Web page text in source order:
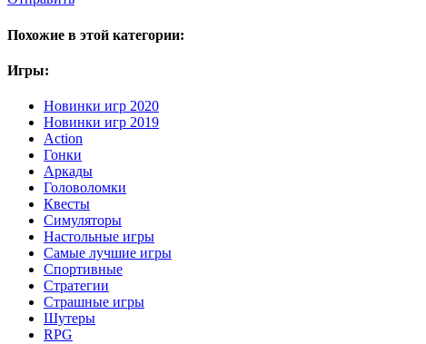
Похожие в этой категории:
Игры:
Новинки игр 2020
Новинки игр 2019
Action
Гонки
Аркады
Головоломки
Квесты
Симуляторы
Настольные игры
Самые лучшие игры
Спортивные
Стратегии
Страшные игры
Шутеры
RPG